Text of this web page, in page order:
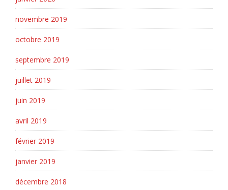
novembre 2019
octobre 2019
septembre 2019
juillet 2019
juin 2019
avril 2019
février 2019
janvier 2019
décembre 2018